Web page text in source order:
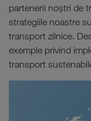
partenerii noștri de
strategiile noastre
transport zilnice.
exemple privind
transport